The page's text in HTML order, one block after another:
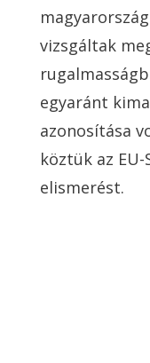
vizsgáltak
egyaránt
azonosítása
köztük az EU-
elismerést.